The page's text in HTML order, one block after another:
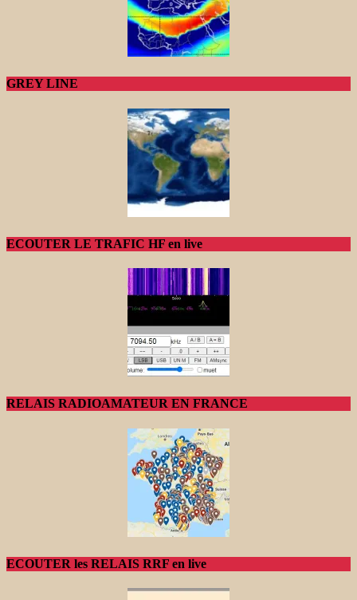
GREY LINE
ECOUTER LE TRAFIC HF en live
RELAIS RADIOAMATEUR EN FRANCE
ECOUTER les RELAIS RRF en live